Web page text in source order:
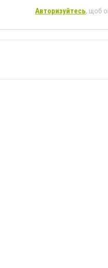
Авторизуйтесь, щоб